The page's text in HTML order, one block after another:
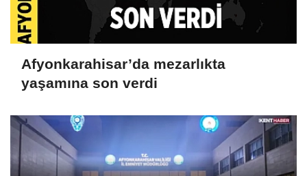
Afyonkarahisar’da mezarlıkta
yaşamına son verdi